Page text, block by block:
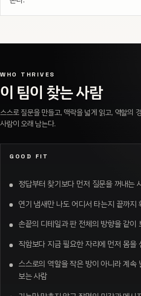
WHO THRIVES
이 팀이 찾는 사람
스스로 질문을 만들고, 맥락을 넓게 읽고, 역할의
사람이 오래 남는다.
GOOD FIT
정답부터 찾기보다 먼저 질문을 꺼내는
연기 냄새만 나도 어디서 타는지 끝까지
손끝의 디테일과 판 전체의 방향을 같이
직함보다 지금 필요한 자리에 먼저 몸을
스스로의 역할을 작은 방이 아니라 계속
보는 사람